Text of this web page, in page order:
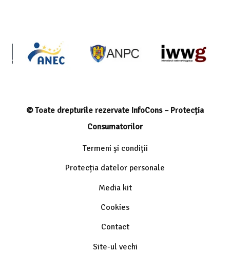
© Toate drepturile rezervate InfoCons – Protecția
Consumatorilor
Termeni și condiții
Protecția datelor personale
Media kit
Cookies
Contact
Site-ul vechi